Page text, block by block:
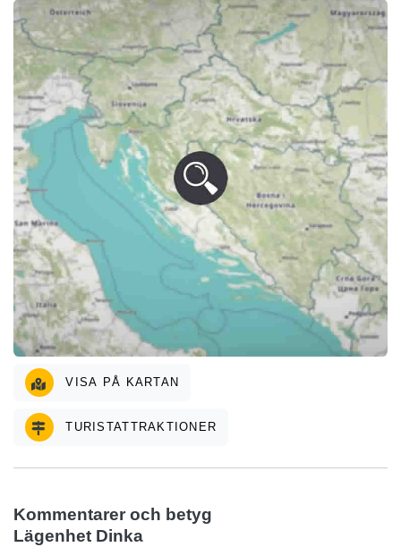
VISA PÅ KARTAN
TURISTATTRAKTIONER
Kommentarer och betyg
Lägenhet Dinka